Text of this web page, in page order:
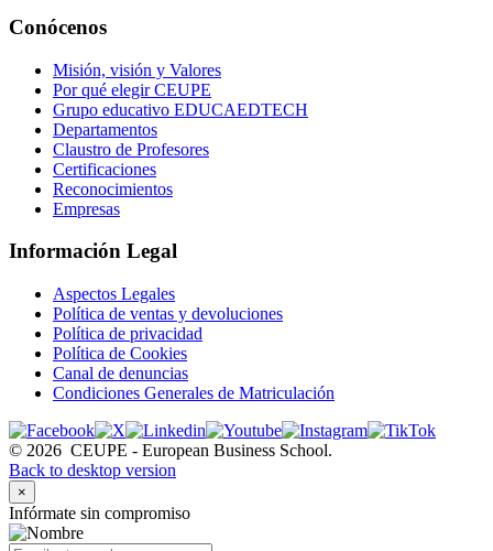
Conócenos
Misión, visión y Valores
Por qué elegir CEUPE
Grupo educativo EDUCAEDTECH
Departamentos
Claustro de Profesores
Certificaciones
Reconocimientos
Empresas
Información Legal
Aspectos Legales
Política de ventas y devoluciones
Política de privacidad
Política de Cookies
Canal de denuncias
Condiciones Generales de Matriculación
© 2026 CEUPE - European Business School.
Back to desktop version
×
Infórmate sin compromiso